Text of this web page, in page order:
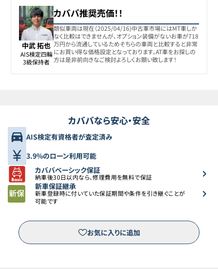
中武 拓也
AIS検定四輪
3級保持者
カババ推奨売価！！
類似車両は現在（2025/04/16)中古車市場にはMT車しか
なく比較はできませんが、オプション装備がないお車が718
万円から流通しているためそちらの車両と比較すると非常
にお買い得な価格設定となっております。AT車をお探しの
方は是非前向きなご検討よろしくお願い致します！
カババなら安心・安全
AIS検定有資格者が査定済み
3.9%のローン利用可能
カババベーシック保証
納車後30日以内なら、修理費用を無料で保証
新車保証継承
新車登録時に付いていた保証期間や条件を引き継ぐことが
可能です
お気に入りに追加